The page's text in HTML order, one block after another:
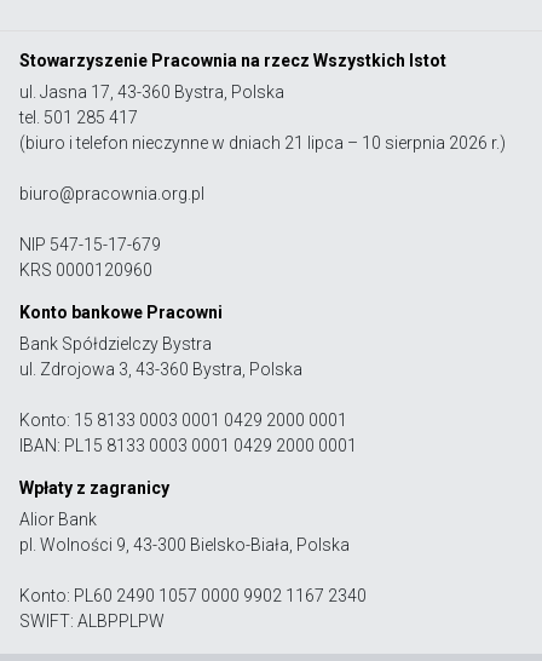
Stowarzyszenie Pracownia na rzecz Wszystkich Istot
ul. Jasna 17, 43-360 Bystra, Polska
tel. 501 285 417
(biuro i telefon nieczynne w dniach 21 lipca – 10 sierpnia 2026 r.)
biuro@pracownia.org.pl
NIP 547-15-17-679
KRS 0000120960
Konto bankowe Pracowni
Bank Spółdzielczy Bystra
ul. Zdrojowa 3, 43-360 Bystra, Polska
Konto: 15 8133 0003 0001 0429 2000 0001
IBAN: PL15 8133 0003 0001 0429 2000 0001
Wpłaty z zagranicy
Alior Bank
pl. Wolności 9, 43-300 Bielsko-Biała, Polska
Konto: PL60 2490 1057 0000 9902 1167 2340
SWIFT: ALBPPLPW